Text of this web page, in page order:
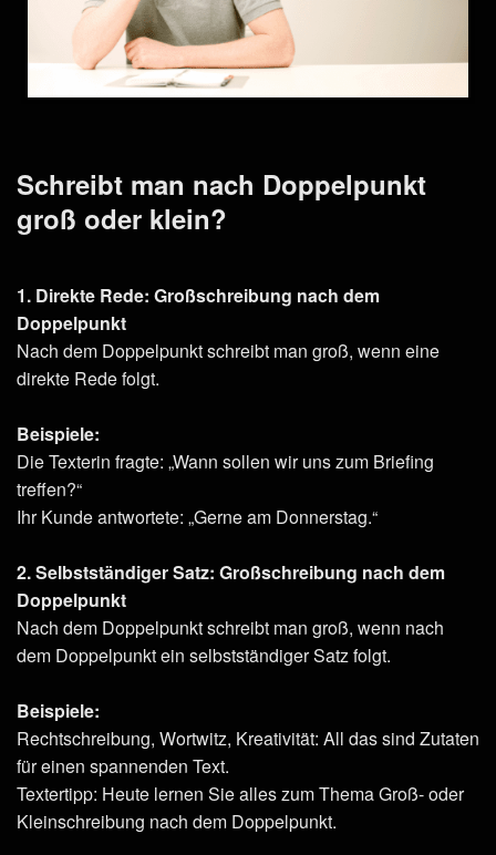
Schreibt man nach Doppelpunkt
groß oder klein?
1. Direkte Rede: Großschreibung nach dem
Doppelpunkt
Nach dem Doppelpunkt schreibt man groß, wenn eine
direkte Rede folgt.
Beispiele:
Die Texterin fragte: „Wann sollen wir uns zum Briefing
treffen?“
Ihr Kunde antwortete: „Gerne am Donnerstag.“
2. Selbstständiger Satz: Großschreibung nach dem
Doppelpunkt
Nach dem Doppelpunkt schreibt man groß, wenn nach
dem Doppelpunkt ein selbstständiger Satz folgt.
Beispiele:
Rechtschreibung, Wortwitz, Kreativität: All das sind Zutaten
für einen spannenden Text.
Textertipp: Heute lernen Sie alles zum Thema Groß- oder
Kleinschreibung nach dem Doppelpunkt.